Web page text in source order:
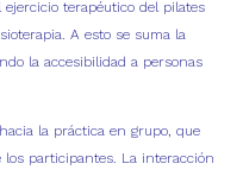
terapéutico del pilates
A esto se suma la
la accesibilidad a personas
la práctica en grupo, que
participantes. La interacción